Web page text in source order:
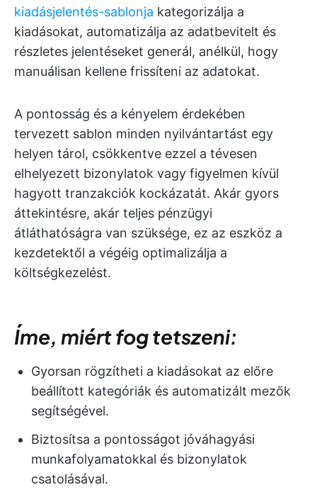
kiadásjelentés-sablonja kategorizálja a
kiadásokat, automatizálja az adatbevitelt és
részletes jelentéseket generál, anélkül, hogy
manuálisan kellene frissíteni az adatokat.
A pontosság és a kényelem érdekében
tervezett sablon minden nyilvántartást egy
helyen tárol, csökkentve ezzel a tévesen
elhelyezett bizonylatok vagy figyelmen kívül
hagyott tranzakciók kockázatát. Akár gyors
áttekintésre, akár teljes pénzügyi
átláthatóságra van szüksége, ez az eszköz a
kezdetektől a végéig optimalizálja a
költségkezelést.
Íme, miért fog tetszeni:
Gyorsan rögzítheti a kiadásokat az előre
beállított kategóriák és automatizált mezők
segítségével.
Biztosítsa a pontosságot jóváhagyási
munkafolyamatokkal és bizonylatok
csatolásával.